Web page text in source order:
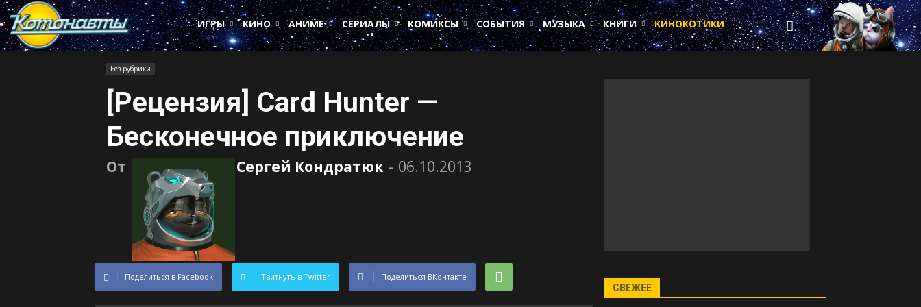
Котонавты
ИГРЫ
КИНО АНИМЕ СЕРИАЛЫ КОМИКСЫ СОБЫТИЯ МУЗЫКА КНИГИ КИНОКОТИКИ
Без рубрики
[Рецензия] Card Hunter —
Бесконечное приключение
От Сергей Кондратюк - 06.10.2013
Поделиться в Facebook Твитнуть в Twitter Поделиться ВКонтакте
СВЕЖЕЕ